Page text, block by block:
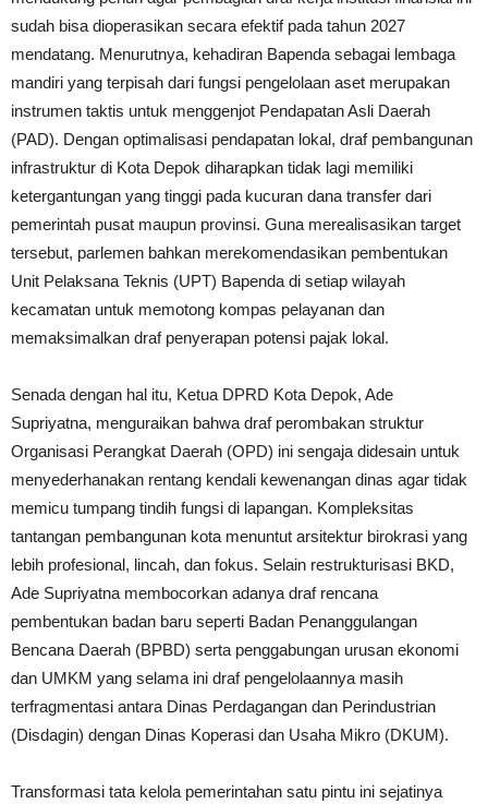
sudah bisa dioperasikan secara efektif pada tahun 2027
mendatang. Menurutnya, kehadiran Bapenda sebagai lembaga
mandiri yang terpisah dari fungsi pengelolaan aset merupakan
instrumen taktis untuk menggenjot Pendapatan Asli Daerah
(PAD). Dengan optimalisasi pendapatan lokal, draf pembangunan
infrastruktur di Kota Depok diharapkan tidak lagi memiliki
ketergantungan yang tinggi pada kucuran dana transfer dari
pemerintah pusat maupun provinsi. Guna merealisasikan target
tersebut, parlemen bahkan merekomendasikan pembentukan
Unit Pelaksana Teknis (UPT) Bapenda di setiap wilayah
kecamatan untuk memotong kompas pelayanan dan
memaksimalkan draf penyerapan potensi pajak lokal.
Senada dengan hal itu, Ketua DPRD Kota Depok, Ade
Supriyatna, menguraikan bahwa draf perombakan struktur
Organisasi Perangkat Daerah (OPD) ini sengaja didesain untuk
menyederhanakan rentang kendali kewenangan dinas agar tidak
memicu tumpang tindih fungsi di lapangan. Kompleksitas
tantangan pembangunan kota menuntut arsitektur birokrasi yang
lebih profesional, lincah, dan fokus. Selain restrukturisasi BKD,
Ade Supriyatna membocorkan adanya draf rencana
pembentukan badan baru seperti Badan Penanggulangan
Bencana Daerah (BPBD) serta penggabungan urusan ekonomi
dan UMKM yang selama ini draf pengelolaannya masih
terfragmentasi antara Dinas Perdagangan dan Perindustrian
(Disdagin) dengan Dinas Koperasi dan Usaha Mikro (DKUM).
Transformasi tata kelola pemerintahan satu pintu ini sejatinya